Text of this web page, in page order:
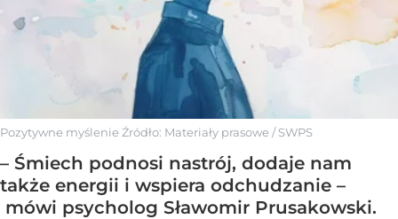
Pozytywne myślenie Źródło: Materiały prasowe /SWPS
– Śmiech podnosi nastrój, dodaje nam
także energii i wspiera odchudzanie –
mówi psycholog Sławomir Prusakowski.